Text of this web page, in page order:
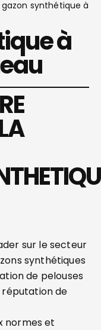
synthétique à
à
sur le secteur
synthétiques
de pelouses
réputation de
normes et